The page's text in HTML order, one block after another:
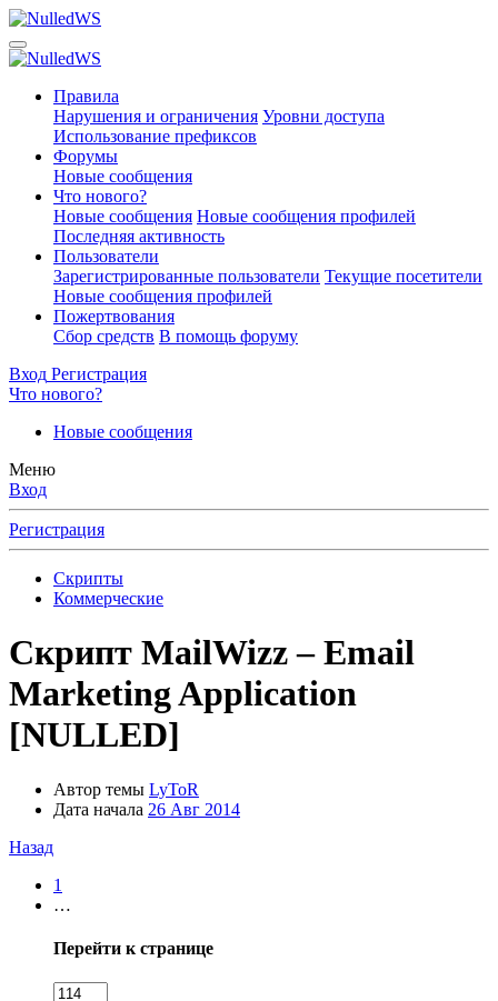
Правила
Нарушения и ограничения Уровни доступа
Использование префиксов
Форумы
Новые сообщения
Что нового?
Новые сообщения Новые сообщения профилей
Последняя активность
Пользователи
Зарегистрированные пользователи Текущие посетители
Новые сообщения профилей
Пожертвования
Сбор средств В помощь форуму
Вход Регистрация
Что нового?
Новые сообщения
Меню
Вход
Регистрация
Скрипты
Коммерческие
Скрипт MailWizz – Email
Marketing Application
[NULLED]
Автор темы LyToR
Дата начала 26 Авг 2014
Назад
1
…
Перейти к странице